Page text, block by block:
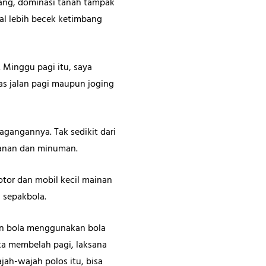
dominasi tanah tampak
lebih becek ketimbang
pagi itu, saya
jalan pagi maupun joging
Tak sedikit dari
dan minuman.
dan mobil kecil mainan
bola menggunakan bola
membelah pagi, laksana
wajah polos itu, bisa